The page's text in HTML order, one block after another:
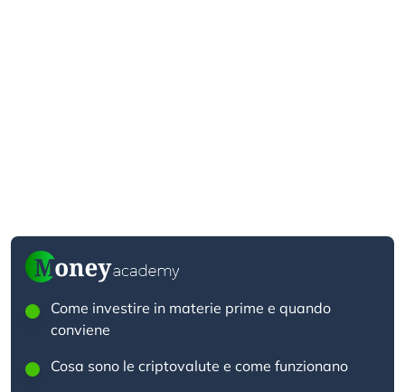
Come investire in materie prime e quando
conviene
Cosa sono le criptovalute e come funzionano